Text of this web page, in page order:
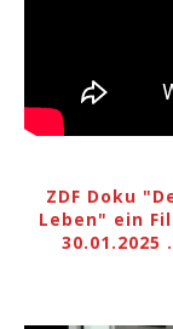
ZDF Doku
Leben" ein